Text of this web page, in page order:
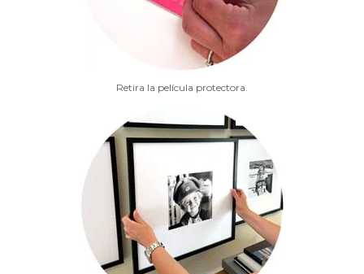
Retira la película protectora.